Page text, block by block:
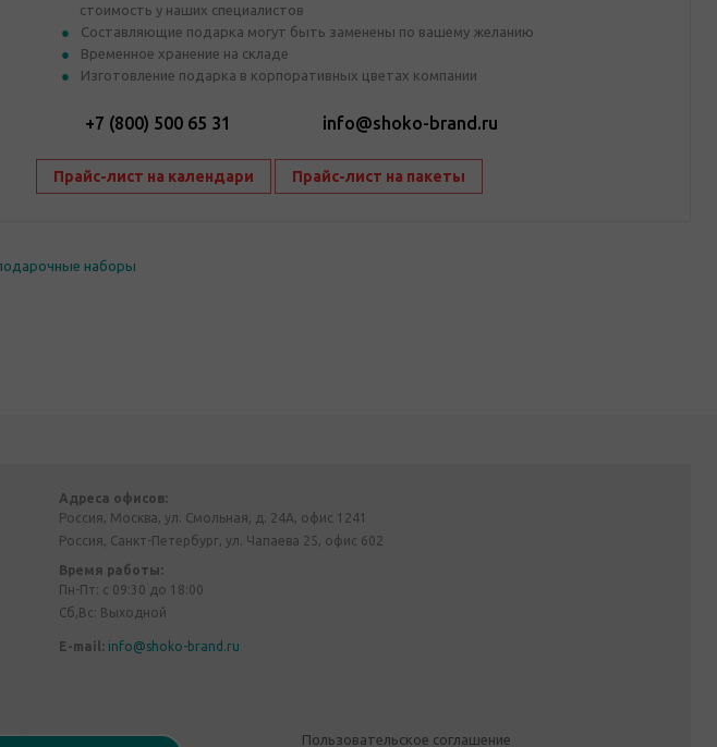
стоимость у наших специалистов
Составляющие подарка могут быть заменены по вашему желанию
Временное хранение на складе
Изготовление подарка в корпоративных цветах компании
+7 (800) 500 65 31 info@shoko-brand.ru
Прайс-лист на календари Прайс-лист на пакеты
наборы
Адреса офисов:
Россия, Москва, ул. Смольная, д. 24А, офис 1241
Россия, Санкт-Петербург, ул. Чапаева 25, офис 602
Время работы:
Пн-Пт: с 09:30 до 18:00
Сб,Вс: Выходной
E-mail: info@shoko-brand.ru
Пользовательское соглашение